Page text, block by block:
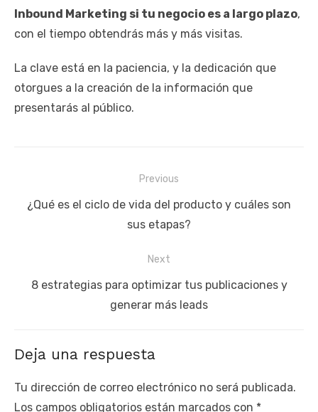
Inbound Marketing si tu negocio es a largo plazo,
con el tiempo obtendrás más y más visitas.
La clave está en la paciencia, y la dedicación que
otorgues a la creación de la información que
presentarás al público.
de
Previous
Previous
¿Qué es el ciclo de vida del producto y cuáles son
sus etapas?
Next
Next
8 estrategias para optimizar tus publicaciones y
generar más leads
Deja una respuesta
Tu dirección de correo electrónico no será publicada.
Los campos obligatorios están marcados con *